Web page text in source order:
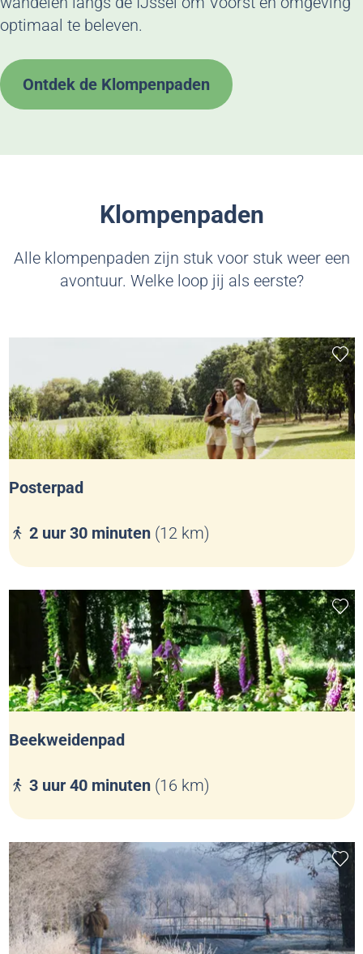
optimaal te beleven.
Ontdek de Klompenpaden
Klompenpaden
Alle klompenpaden zijn stuk voor stuk weer een
avontuur. Welke loop jij als eerste?
Posterpad
P
o
p
a
d
2 uur 30 minuten (12 km)
Beekweidenpad
B
e
k
w
e
i
d
3 uur 40 minuten (16 km)